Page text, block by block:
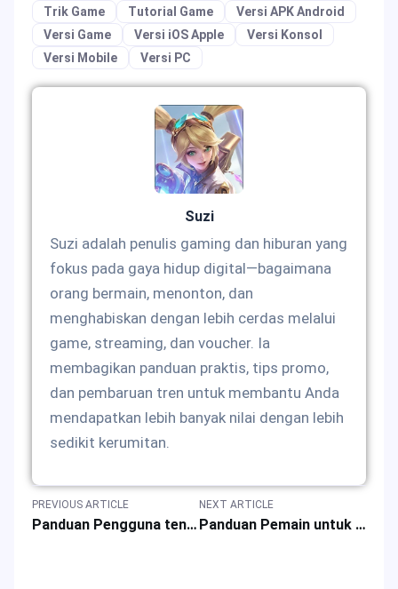
Trik Game Tutorial Game
Versi APK Android
Versi Game
Versi iOS Apple
Versi Konsol
Versi Mobile
Versi PC
Suzi
Suzi adalah penulis gaming dan hiburan yang
fokus pada gaya hidup digital—bagaimana
orang bermain, menonton, dan
menghabiskan dengan lebih cerdas melalui
game, streaming, dan voucher. Ia
membagikan panduan praktis, tips promo,
dan pembaruan tren untuk membantu Anda
mendapatkan lebih banyak nilai dengan lebih
sedikit kerumitan.
PREVIOUS ARTICLE
Panduan Pengguna tentang Cara Mengunduh Aplikasi Roblox Studio untuk Semua Platform
NEXT ARTICLE
Panduan Pemain untuk 10 Game Terbaik di Platform Roblox Tahun 2025